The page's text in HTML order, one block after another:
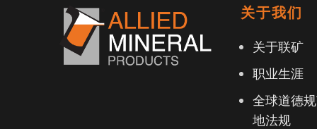
关于我们
关于联矿
职业生涯
全球道德
地法规